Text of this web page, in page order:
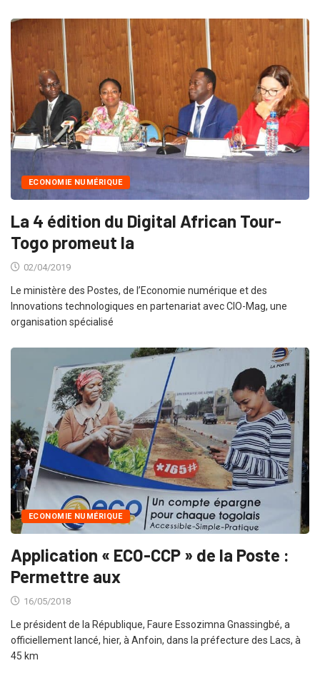
ECONOMIE NUMÉRIQUE
La 4 édition du Digital African Tour-
Togo promeut la
02/04/2019
Le ministère des Postes, de l’Economie numérique et des
Innovations technologiques en partenariat avec CIO-Mag, une
organisation spécialisé
ECONOMIE NUMÉRIQUE
Application « ECO-CCP » de la Poste :
Permettre aux
16/05/2018
Le président de la République, Faure Essozimna Gnassingbé, a
officiellement lancé, hier, à Anfoin, dans la préfecture des Lacs, à
45 km